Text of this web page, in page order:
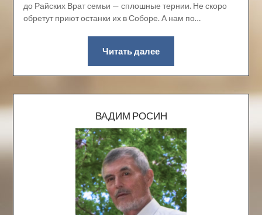
до Райских Врат семьи — сплошные тернии. Не скоро
обретут приют останки их в Соборе. А нам по…
Читать далее
ВАДИМ РОСИН